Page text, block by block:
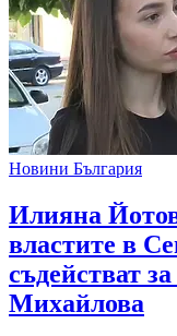
Новини България
Илияна
властите в
съдействат
Михайлова